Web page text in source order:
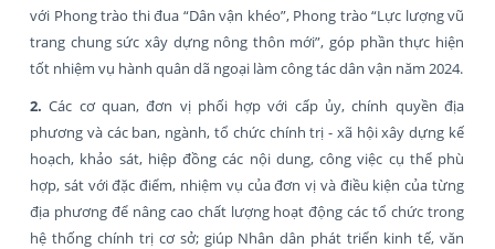
với Phong trào thi đua “Dân vận khéo”, Phong trào “Lực lượng vũ
trang chung sức xây dựng nông thôn mới”, góp phần thực hiện
tốt nhiệm vụ hành quân dã ngoại làm công tác dân vận năm 2024.
2. Các cơ quan, đơn vị phối hợp với cấp ủy, chính quyền địa
phương và các ban, ngành, tổ chức chính trị - xã hội xây dựng kế
hoạch, khảo sát, hiệp đồng các nội dung, công việc cụ thể phù
hợp, sát với đặc điểm, nhiệm vụ của đơn vị và điều kiện của từng
địa phương để nâng cao chất lượng hoạt động các tổ chức trong
hệ thống chính trị cơ sở; giúp Nhân dân phát triển kinh tế, văn